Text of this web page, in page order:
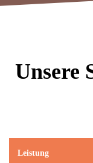
Unsere
Leistung